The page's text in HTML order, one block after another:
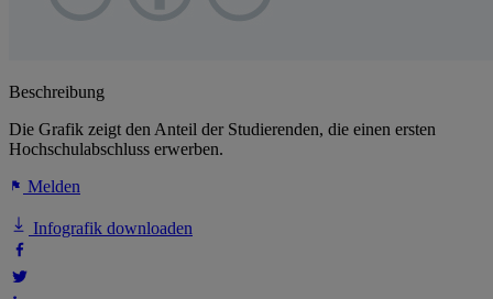
Beschreibung
Die Grafik zeigt den Anteil der Studierenden, die einen ersten
Hochschulabschluss erwerben.
Melden
Infografik downloaden